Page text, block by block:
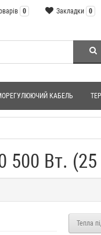
Закладки 0
0
КАБЕЛЬ
500 Вт.
Тепла